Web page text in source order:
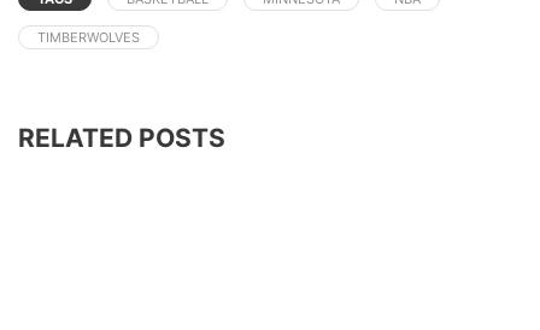
TIMBERWOLVES
RELATED POSTS